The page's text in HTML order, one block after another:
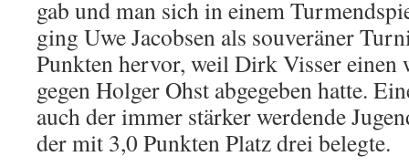
gab und man sich in einem
ging Uwe Jacobsen als souveräner
Punkten hervor, weil Dirk Visser einen
gegen Holger Ohst abgegeben hatte.
auch der immer stärker werdende
der mit 3,0 Punkten Platz drei belegte.